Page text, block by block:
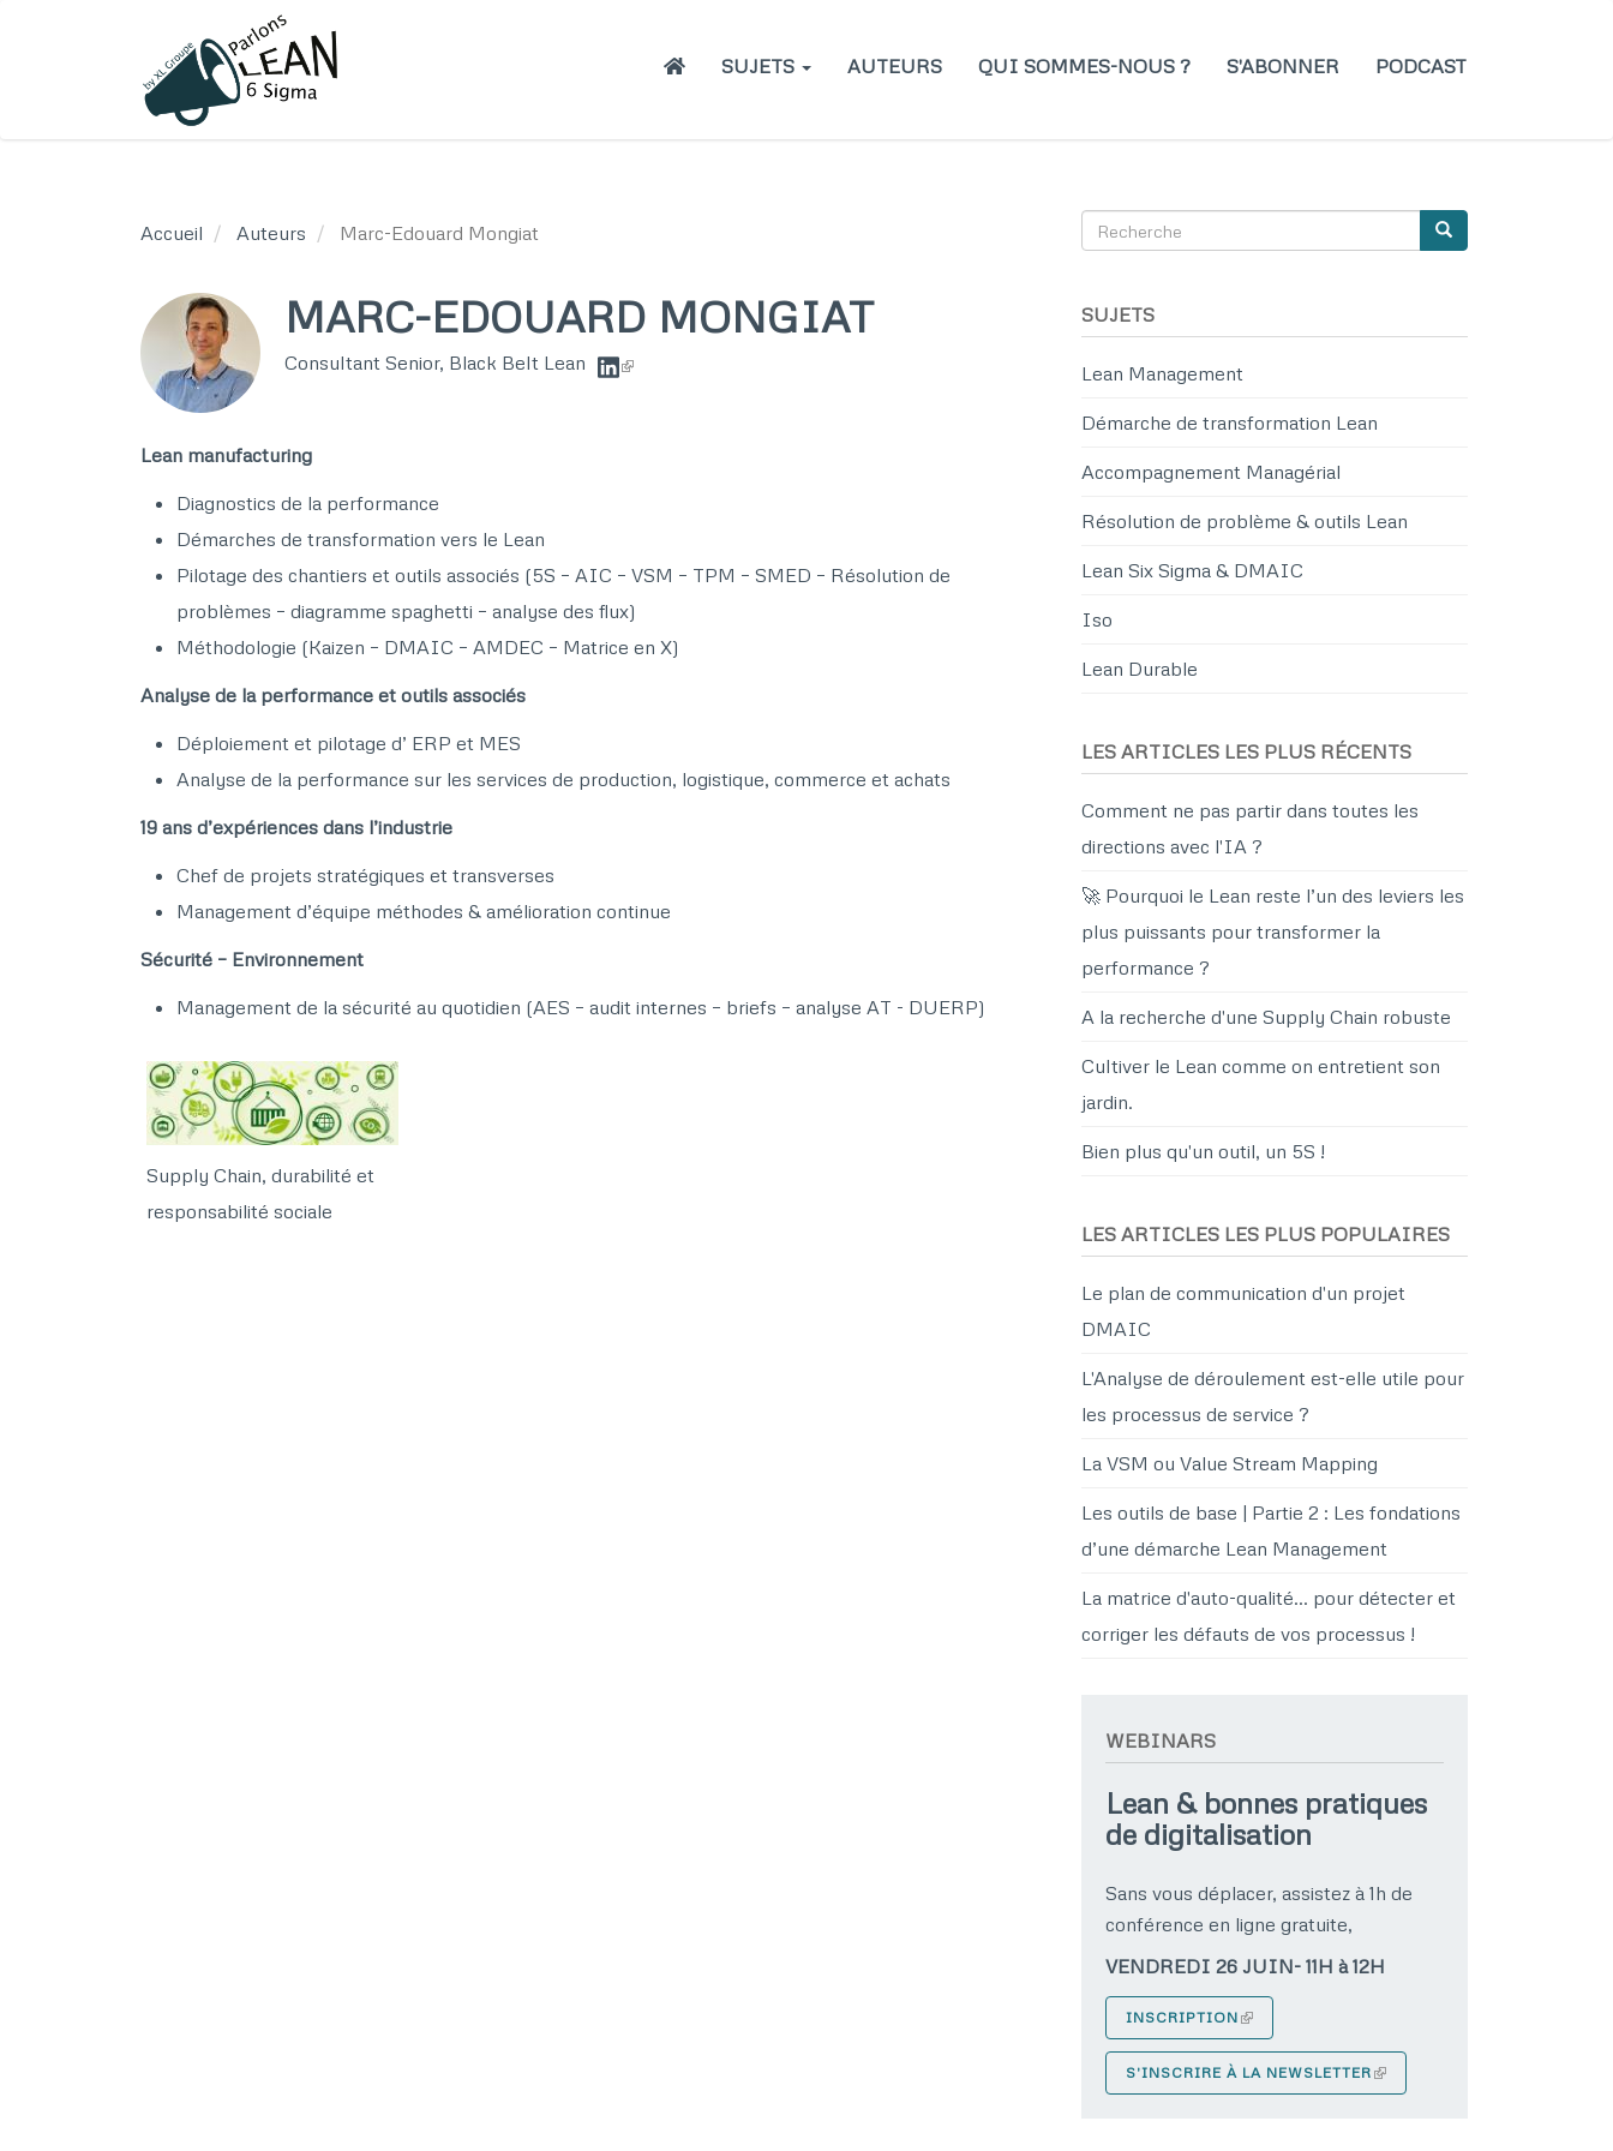
MainSUJETS AUTEURS QUI SOMMES-NOUS ? S'ABONNER PODCAST
Accueil Auteurs Marc-Edouard Mongiat
MARC-EDOUARD MONGIAT
Consultant Senior, Black Belt Lean
Lean manufacturing​
Diagnostics de la performance​
Démarches de transformation vers le Lean​
Pilotage des chantiers et outils associés (5S – AIC – VSM – TPM – SMED – Résolution de
problèmes – diagramme spaghetti – analyse des flux)​
Méthodologie (Kaizen – DMAIC – AMDEC – Matrice en X)​
Analyse de la performance et outils associés​
Déploiement et pilotage d’ ERP et MES​
Analyse de la performance sur les services de production, logistique, commerce et achats​
19 ans d’expériences dans l’industrie​
Chef de projets stratégiques et transverses​
Management d’équipe méthodes & amélioration continue​
Sécurité – Environnement​
Management de la sécurité au quotidien (AES – audit internes – briefs – analyse AT - DUERP)​
Supply Chain, durabilité et
responsabilité sociale
SEARCH
Recherche Recherche
SUJETS
Lean Management
Démarche de transformation Lean
Accompagnement Managérial
Résolution de problème & outils Lean
Lean Six Sigma & DMAIC
Iso
Lean Durable
LES ARTICLES LES PLUS RÉCENTS
Comment ne pas partir dans toutes les
directions avec l'IA ?
🚀 Pourquoi le Lean reste l’un des leviers les
plus puissants pour transformer la
performance ?
A la recherche d'une Supply Chain robuste
Cultiver le Lean comme on entretient son
jardin.
Bien plus qu'un outil, un 5S !
LES ARTICLES LES PLUS POPULAIRES
Le plan de communication d'un projet
DMAIC
L'Analyse de déroulement est-elle utile pour
les processus de service ?
La VSM ou Value Stream Mapping
Les outils de base | Partie 2 : Les fondations
d’une démarche Lean Management
La matrice d'auto-qualité… pour détecter et
corriger les défauts de vos processus !
WEBINARS
Lean & bonnes pratiques
de digitalisation
Sans vous déplacer, assistez à 1h de
conférence en ligne gratuite,
VENDREDI 26 JUIN- 11H à 12H
INSCRIPTION
S'INSCRIRE À LA NEWSLETTER